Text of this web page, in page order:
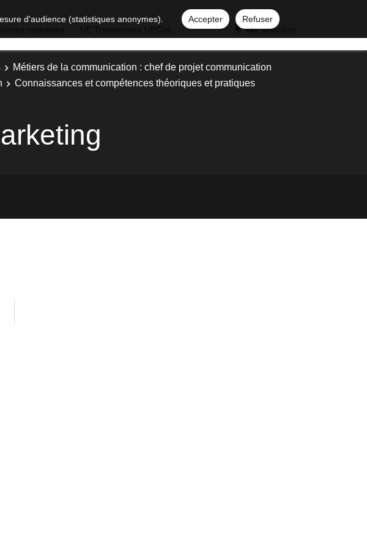
d'audience (statistiques anonymes). Accepter
Refuser
Ma sélection
Métiers de la communication : chef de projet communication
Connaissances et compétences théoriques et pratiques